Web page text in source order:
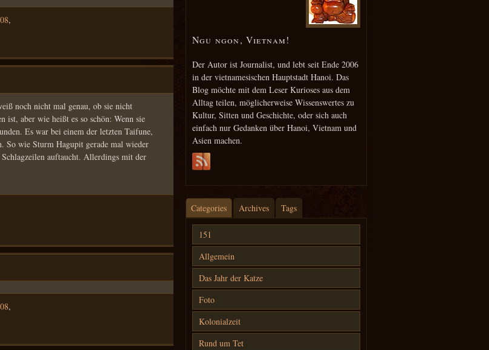
,
noch nicht mal genau, ob sie nicht
ist, aber wie heißt es so schön: Wenn sie
Es war bei einem der letzten Taifune,
So wie Sturm Hagupit gerade mal wieder
auftaucht. Allerdings mit der
,
Ngu ngon, Vietnam!
Der Autor ist Journalist, und lebt seit Ende 2006
in der vietnamesischen Hauptstadt Hanoi. Das
Blog möchte mit dem Leser Kurioses aus dem
Alltag teilen, möglicherweise Wissenswertes zu
Kultur, Sitten und Geschichte, oder sich auch
einfach nur Gedanken über Hanoi, Vietnam und
Asien machen.
Categories Archives Tags
151
Allgemein
Das Jahr der Katze
Foto
Kolonialzeit
Rund um Tet